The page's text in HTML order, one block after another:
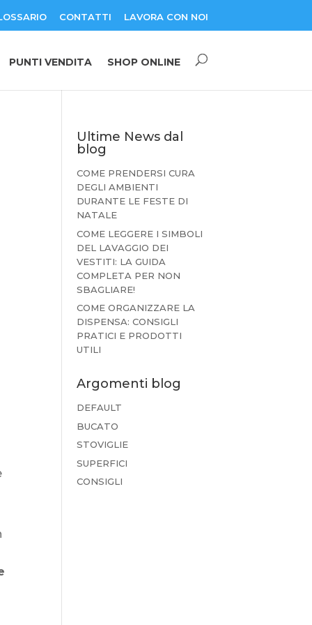
CONTATTI LAVORA CON NOI
PUNTI VENDITA SHOP ONLINE
Ultime News dal
blog
COME PRENDERSI CURA
DEGLI AMBIENTI
DURANTE LE FESTE DI
NATALE
COME LEGGERE I SIMBOLI
DEL LAVAGGIO DEI
VESTITI: LA GUIDA
COMPLETA PER NON
SBAGLIARE!
COME ORGANIZZARE LA
DISPENSA: CONSIGLI
PRATICI E PRODOTTI
UTILI
Argomenti blog
DEFAULT
BUCATO
STOVIGLIE
SUPERFICI
CONSIGLI